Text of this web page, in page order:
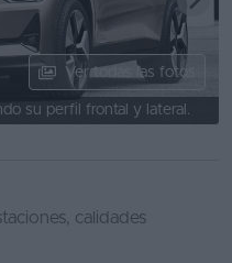
Ver todas las fotos
su perfil frontal y lateral.
calidades